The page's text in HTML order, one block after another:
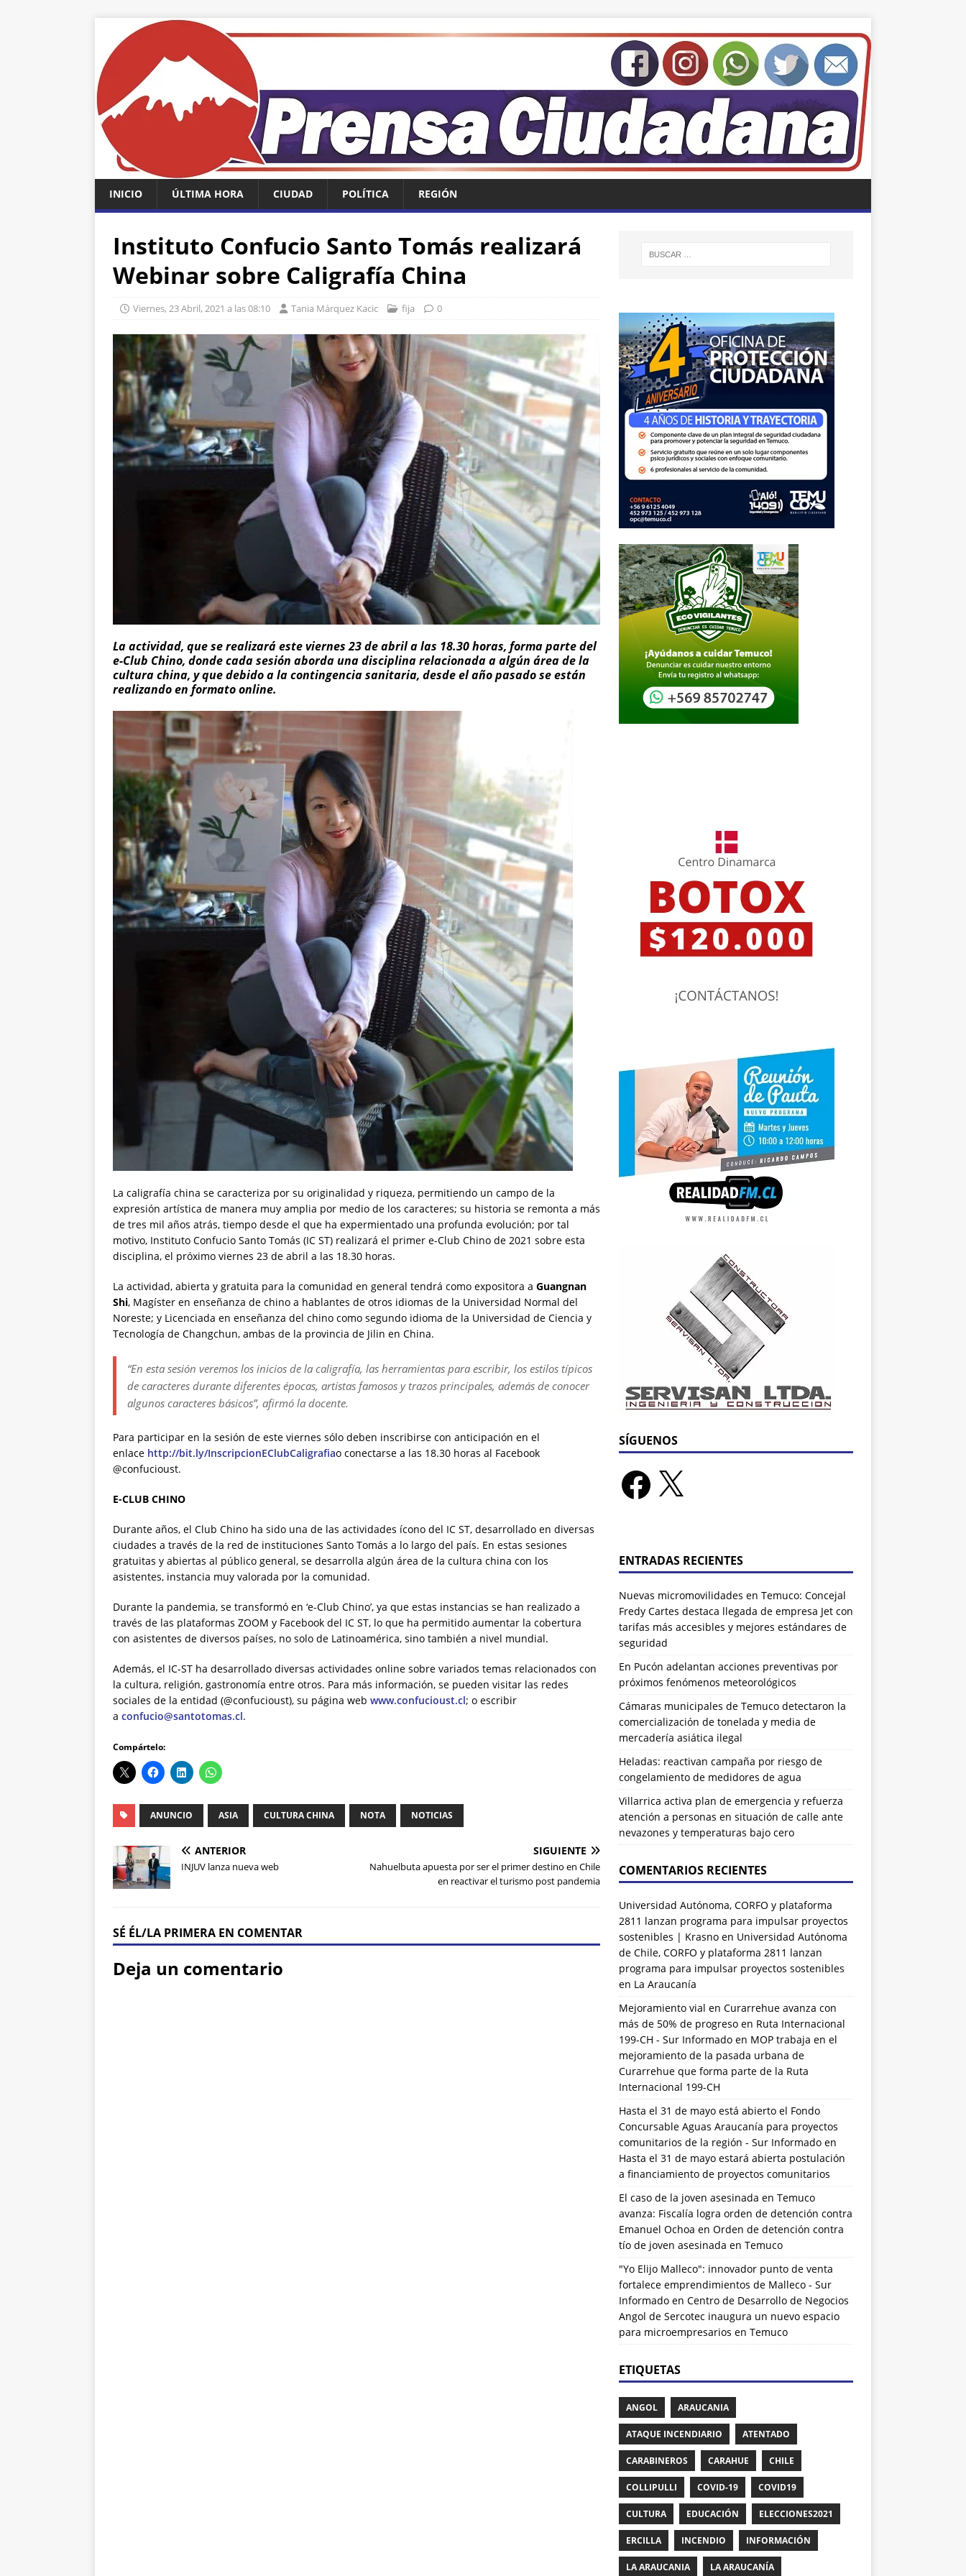
INICIO ÚLTIMA HORA CIUDAD POLÍTICA REGIÓN
Instituto Confucio Santo Tomás realizará
Webinar sobre Caligrafía China
Viernes, 23 Abril, 2021 a las 08:10 Tania Márquez Kacic fija 0
La actividad, que se realizará este viernes 23 de abril a las 18.30 horas, forma parte del
e-Club Chino, donde cada sesión aborda una disciplina relacionada a algún área de la
cultura china, y que debido a la contingencia sanitaria, desde el año pasado se están
realizando en formato online.
La caligrafía china se caracteriza por su originalidad y riqueza, permitiendo un campo de la
expresión artística de manera muy amplia por medio de los caracteres; su historia se remonta a más
de tres mil años atrás, tiempo desde el que ha expermientado una profunda evolución; por tal
motivo, Instituto Confucio Santo Tomás (IC ST) realizará el primer e-Club Chino de 2021 sobre esta
disciplina, el próximo viernes 23 de abril a las 18.30 horas.
La actividad, abierta y gratuita para la comunidad en general tendrá como expositora a Guangnan
Shi, Magíster en enseñanza de chino a hablantes de otros idiomas de la Universidad Normal del
Noreste; y Licenciada en enseñanza del chino como segundo idioma de la Universidad de Ciencia y
Tecnología de Changchun, ambas de la provincia de Jilin en China.
“En esta sesión veremos los inicios de la caligrafía, las herramientas para escribir, los estilos típicos
de caracteres durante diferentes épocas, artistas famosos y trazos principales, además de conocer
algunos caracteres básicos”, afirmó la docente.
Para participar en la sesión de este viernes sólo deben inscribirse con anticipación en el
enlace http://bit.ly/InscripcionEClubCaligrafiao conectarse a las 18.30 horas al Facebook
@confucioust.
E-CLUB CHINO
Durante años, el Club Chino ha sido una de las actividades ícono del IC ST, desarrollado en diversas
ciudades a través de la red de instituciones Santo Tomás a lo largo del país. En estas sesiones
gratuitas y abiertas al público general, se desarrolla algún área de la cultura china con los
asistentes, instancia muy valorada por la comunidad.
Durante la pandemia, se transformó en ‘e-Club Chino’, ya que estas instancias se han realizado a
través de las plataformas ZOOM y Facebook del IC ST, lo que ha permitido aumentar la cobertura
con asistentes de diversos países, no solo de Latinoamérica, sino también a nivel mundial.
Además, el IC-ST ha desarrollado diversas actividades online sobre variados temas relacionados con
la cultura, religión, gastronomía entre otros. Para más información, se pueden visitar las redes
sociales de la entidad (@confucioust), su página web www.confucioust.cl; o escribir
a confucio@santotomas.cl.
Compártelo:
ANUNCIO ASIA CULTURA CHINA NOTA NOTICIAS
ANTERIOR
INJUV lanza nueva web
SIGUIENTE
Nahuelbuta apuesta por ser el primer destino en Chile
en reactivar el turismo post pandemia
SÉ ÉL/LA PRIMERA EN COMENTAR
Deja un comentario
SÍGUENOS
ENTRADAS RECIENTES
Nuevas micromovilidades en Temuco: Concejal
Fredy Cartes destaca llegada de empresa Jet con
tarifas más accesibles y mejores estándares de
seguridad
En Pucón adelantan acciones preventivas por
próximos fenómenos meteorológicos
Cámaras municipales de Temuco detectaron la
comercialización de tonelada y media de
mercadería asiática ilegal
Heladas: reactivan campaña por riesgo de
congelamiento de medidores de agua
Villarrica activa plan de emergencia y refuerza
atención a personas en situación de calle ante
nevazones y temperaturas bajo cero
COMENTARIOS RECIENTES
Universidad Autónoma, CORFO y plataforma
2811 lanzan programa para impulsar proyectos
sostenibles | Krasnoen Universidad Autónoma
de Chile, CORFO y plataforma 2811 lanzan
programa para impulsar proyectos sostenibles
en La Araucanía
Mejoramiento vial en Curarrehue avanza con
más de 50% de progreso en Ruta Internacional
199-CH - Sur Informadoen MOP trabaja en el
mejoramiento de la pasada urbana de
Curarrehue que forma parte de la Ruta
Internacional 199-CH
Hasta el 31 de mayo está abierto el Fondo
Concursable Aguas Araucanía para proyectos
comunitarios de la región - Sur Informadoen
Hasta el 31 de mayo estará abierta postulación
a financiamiento de proyectos comunitarios
El caso de la joven asesinada en Temuco
avanza: Fiscalía logra orden de detención contra
Emanuel Ochoa en Orden de detención contra
tío de joven asesinada en Temuco
"Yo Elijo Malleco": innovador punto de venta
fortalece emprendimientos de Malleco - Sur
Informadoen Centro de Desarrollo de Negocios
Angol de Sercotec inaugura un nuevo espacio
para microempresarios en Temuco
ETIQUETAS
ANGOL ARAUCANIA
ATAQUE INCENDIARIO ATENTADO
CARABINEROS CARAHUE CHILE
COLLIPULLI COVID-19 COVID19
CULTURA EDUCACIÓN ELECCIONES2021
ERCILLA INCENDIO INFORMACIÓN
LA ARAUCANIA LA ARAUCANÍA